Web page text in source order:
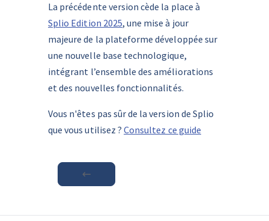
La précédente version cède la place à
Splio Edition 2025, une mise à jour
majeure de la plateforme développée sur
une nouvelle base technologique,
intégrant l’ensemble des améliorations
et des nouvelles fonctionnalités.
Vous n'êtes pas sûr de la version de Splio
que vous utilisez ? Consultez ce guide